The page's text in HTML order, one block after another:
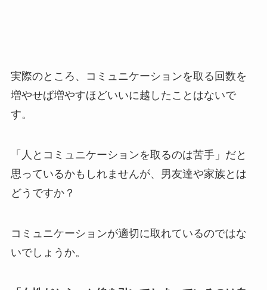
実際のところ、コミュニケーションを取る回数を
増やせば増やすほどいいに越したことはないで
す。
「人とコミュニケーションを取るのは苦手」だと
思っているかもしれませんが、男友達や家族とは
どうですか？
コミュニケーションが適切に取れているのではな
いでしょうか。